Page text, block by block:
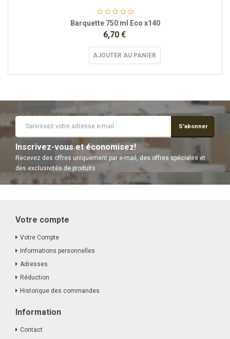
Barquette 750 ml Eco x140
6,70 €
AJOUTER AU PANIER
S'abonner
Inscrivez-vous et économisez!
Recevez des offres uniquement par e-mail, des offres spéciales et
des exclusivités de produits
Votre compte
Votre Compte
Informations personnelles
Adresses
Réduction
Historique des commandes
Information
Contact